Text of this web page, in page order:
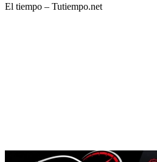
El tiempo – Tutiempo.net